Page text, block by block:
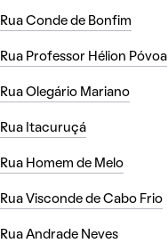
Rua Conde de Bonfim
Rua Professor Hélion Póvoa
Rua Olegário Mariano
Rua Itacuruçá
Rua Homem de Melo
Rua Visconde de Cabo Frio
Rua Andrade Neves